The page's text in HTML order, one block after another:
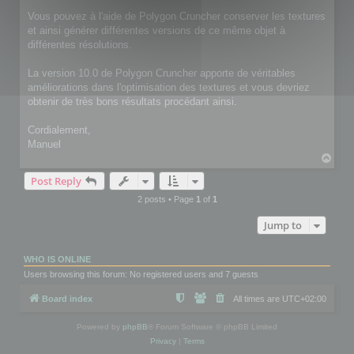
Vous pouvez à l'aide de Polygon Cruncher conserver les textures
et ainsi générer différentes versions de ce même objet à
différentes résolutions.
La version 10.0 de Polygon Cruncher apporte de véritables
améliorations dans l'optimisation des textures et vous devriez
obtenir de très bons résultats procédant ainsi.
Cordialement,
Manuel
Post Reply
2 posts • Page 1 of 1
Jump to
WHO IS ONLINE
Users browsing this forum: No registered users and 7 guests
Board index All times are UTC+02:00
Powered by phpBB ® Forum Software © phpBB Limited
Privacy| Terms